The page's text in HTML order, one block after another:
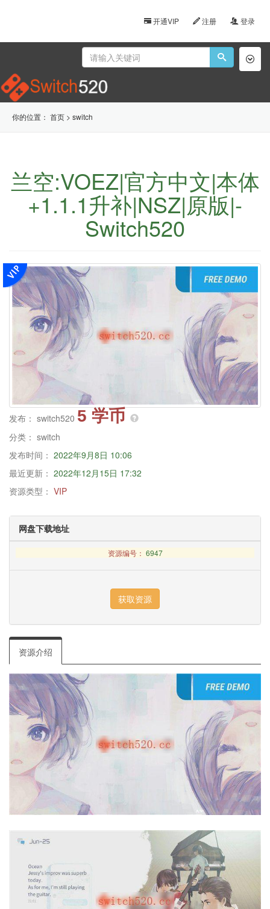
开通VIP 注册 登录
你的位置： 首页 > switch
兰空:VOEZ|官方中文|本体
+1.1.1升补|NSZ|原版|-
Switch520
发布： switch520 5 学币
分类： switch
发布时间： 2022年9月8日 10:06
最近更新： 2022年12月15日 17:32
资源类型： VIP
网盘下载地址
资源编号： 6947
资源介绍